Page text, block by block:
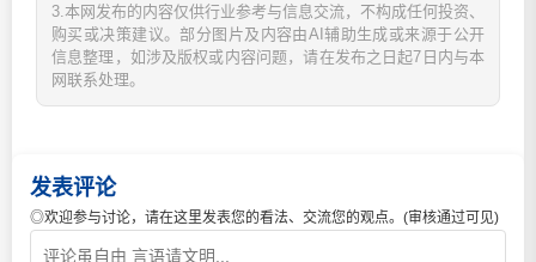
3.本网发布的内容仅供行业参考与信息交流，不构成任何投资、
购买或决策建议。部分图片及内容由AI辅助生成或来源于公开
信息整理，如涉及版权或内容问题，请在发布之日起7日内与本
网联系处理。
发表评论
◎欢迎参与讨论，请在这里发表您的看法、交流您的观点。(审核通过可见)